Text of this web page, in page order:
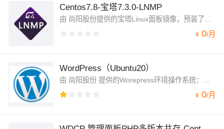
Centos7.8-宝塔7.3.0-LNMP
¥ 0/月
WordPress（Ubuntu20）
¥ 0/月